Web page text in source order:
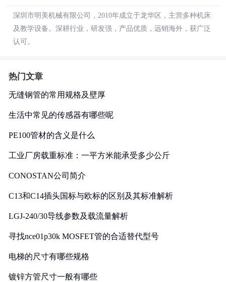
深圳市明美机械有限公司，2010年成立于龙华区，主营多种机床
及教学设备。深耕行业，研发强，产品优质，远销海外，获广泛
认可。
热门文章
无缝钢管的常用规格及壁厚
生活中常见的传感器有哪些呢
PE100管材的含义是什么
工业厂房载重标准：一平方米能承受多少公斤
CONOSTAN公司简介
C13和C14插头国标与欧标的区别及其标准解析
LGJ-240/30导线参数及载流量解析
寻找nce01p30k MOSFET管的合适替代型号
电梯的尺寸有哪些规格
镀锌方管尺寸一般有哪些